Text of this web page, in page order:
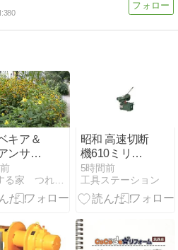
380
キア＆
ンサ
モンク
成長する家 つれづれ日記
昭和 高速切断
機610ミリ
SK-610の魅力
と使い方
5時間前
工具ステーション